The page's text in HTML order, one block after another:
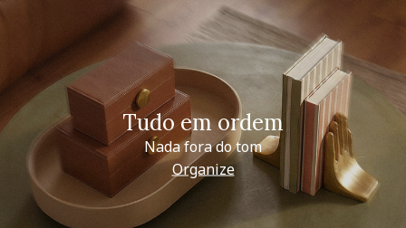
Tudo em ordem
Nada fora do tom
Organize